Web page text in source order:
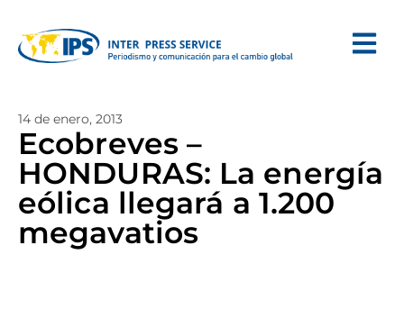
14 de enero, 2013
Ecobreves –
HONDURAS: La energía
eólica llegará a 1.200
megavatios